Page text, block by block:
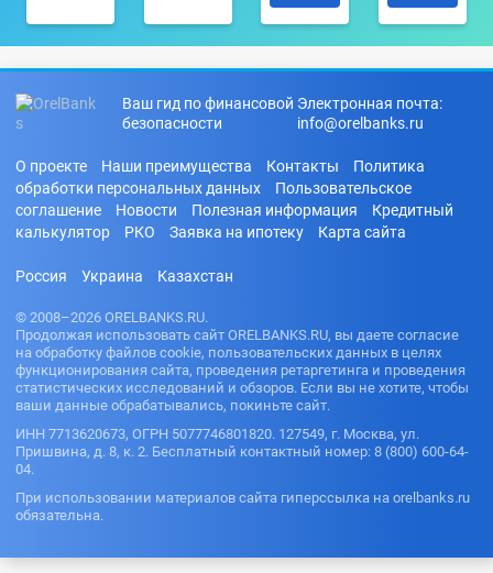
Ваш гид по финансовой
безопасности
Электронная почта:
info@orelbanks.ru
О проекте Наши преимущества Контакты
Политика
обработки персональных данных
Пользовательское
соглашение
Новости Полезная информация
Кредитный
калькулятор
РКО Заявка на ипотеку Карта сайта
Россия Украина Казахстан
© 2008–2026 ORELBANKS.RU.
Продолжая использовать сайт ORELBANKS.RU, вы даете согласие
на обработку файлов cookie, пользовательских данных в целях
функционирования сайта, проведения ретаргетинга и проведения
статистических исследований и обзоров. Если вы не хотите, чтобы
ваши данные обрабатывались, покиньте сайт.
ИНН 7713620673, ОГРН 5077746801820. 127549, г. Москва, ул.
Пришвина, д. 8, к. 2. Бесплатный контактный номер: 8 (800) 600-64-
04.
При использовании материалов сайта гиперссылка на orelbanks.ru
обязательна.